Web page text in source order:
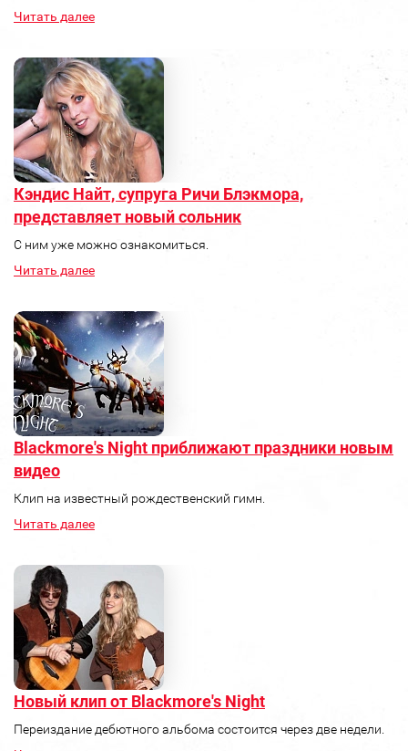
Читать далее
Кэндис Найт, супруга Ричи Блэкмора,
представляет новый сольник
С ним уже можно ознакомиться.
Читать далее
Blackmore's Night приближают праздники новым
видео
Клип на известный рождественский гимн.
Читать далее
Новый клип от Blackmore's Night
Переиздание дебютного альбома состоится через две недели.